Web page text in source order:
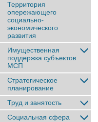
Территория
опережающего
социально-
экономического
развития
Имущественная
поддержка субъектов
МСП
Стратегическое
планирование
Труд и занятость
Социальная сфера